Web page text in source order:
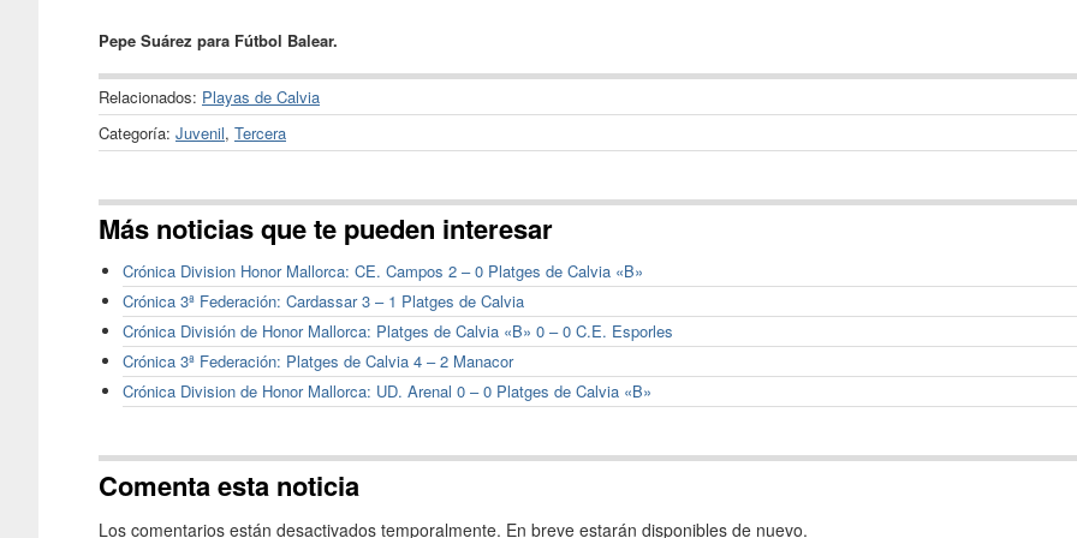
Pepe Suárez para Fútbol Balear.
Relacionados: Playas de Calvia
Categoría: Juvenil, Tercera
Más noticias que te pueden interesar
Crónica Division Honor Mallorca: CE. Campos 2 – 0 Platges de Calvia «B»
Crónica 3ª Federación: Cardassar 3 – 1 Platges de Calvia
Crónica División de Honor Mallorca: Platges de Calvia «B» 0 – 0 C.E. Esporles
Crónica 3ª Federación: Platges de Calvia 4 – 2 Manacor
Crónica Division de Honor Mallorca: UD. Arenal 0 – 0 Platges de Calvia «B»
Comenta esta noticia
Los comentarios están desactivados temporalmente. En breve estarán disponibles de nuevo.